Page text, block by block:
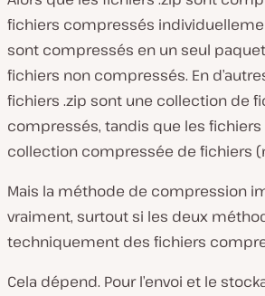
fichiers compressés
sont compressés en un seul
fichiers non compressés. En
fichiers .zip sont une collection de
compressés, tandis que les fichiers
collection compressée de fichiers
Mais la méthode de compression
vraiment, surtout si les deux
techniquement des fichiers
Cela dépend. Pour l’envoi et le